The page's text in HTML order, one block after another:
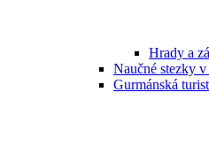
Hrady a
Naučné stezky
Gurmánská